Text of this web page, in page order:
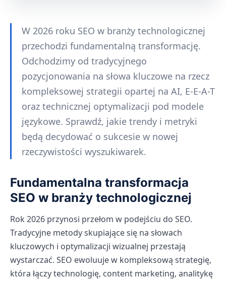
W 2026 roku SEO w branży technologicznej
przechodzi fundamentalną transformację.
Odchodzimy od tradycyjnego
pozycjonowania na słowa kluczowe na rzecz
kompleksowej strategii opartej na AI, E-E-A-T
oraz technicznej optymalizacji pod modele
językowe. Sprawdź, jakie trendy i metryki
będą decydować o sukcesie w nowej
rzeczywistości wyszukiwarek.
Fundamentalna transformacja
SEO w branży technologicznej
Rok 2026 przynosi przełom w podejściu do SEO.
Tradycyjne metody skupiające się na słowach
kluczowych i optymalizacji wizualnej przestają
wystarczać. SEO ewoluuje w kompleksową strategię,
która łączy technologię, content marketing, analitykę